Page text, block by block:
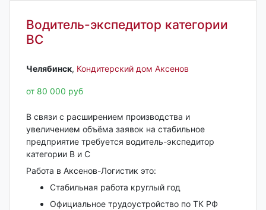
Водитель-экспедитор категории
ВС
Челябинск‎, Кондитерский дом Аксенов
от 80 000 руб
В связи с расширением производства и
увеличением объёма заявок на стабильное
предприятие требуется водитель-экспедитор
категории В и С
Работа в Аксенов-Логистик это:
Стабильная работа круглый год
Официальное трудоустройство по ТК РФ